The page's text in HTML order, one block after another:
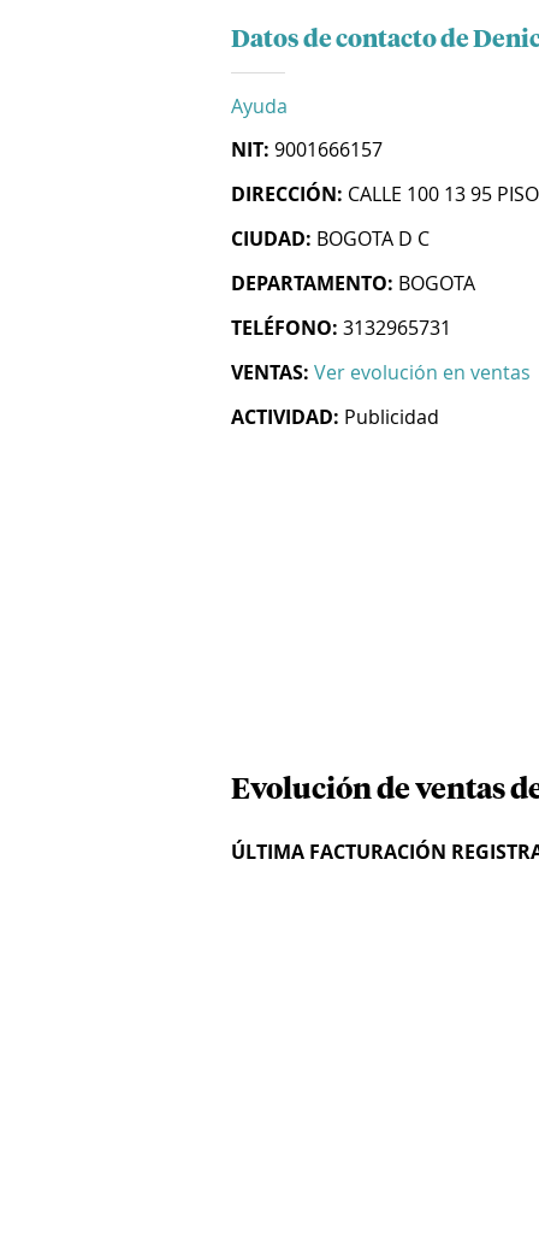
Datos de contacto de
Ayuda
NIT: 9001666157
DIRECCIÓN: CALLE 100 13 95
CIUDAD: BOGOTA D C
DEPARTAMENTO: BOGOTA
TELÉFONO: 3132965731
VENTAS: Ver evolución en ventas
ACTIVIDAD: Publicidad
Evolución de ventas
ÚLTIMA FACTURACIÓN